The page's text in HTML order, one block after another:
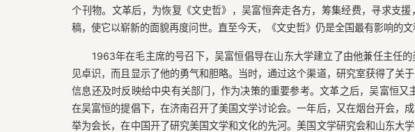
个刊物。文革后，为恢复《文史哲》，吴富恒奔走各方，筹集经费，寻求支
稿，使它以崭新的面貌再度问世。直至今天，《文史哲》仍是全国最有影响的文
1963年在毛主席的号召下，吴富恒倡导在山东大学建立了由他兼任主任
见卓识，而且显示了他的勇气和胆略。当时，通过这个渠道，研究室获得了关
信息还及时反映给中央有关部门，作为决策的重要参考。文革之后，吴富恒又
在吴富恒的提倡下，在济南召开了美国文学讨论会。一年后，又在烟台开会，
举为会长，在中国开了研究美国文学和文化的先河。美国文学研究会和山东大